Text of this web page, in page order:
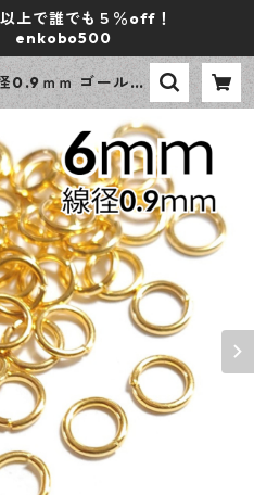
上で誰でも５％off！
enkobo500
0.9ｍｍ ゴールド
リー 基礎パーツ
ツ 【en工房】 |
工房